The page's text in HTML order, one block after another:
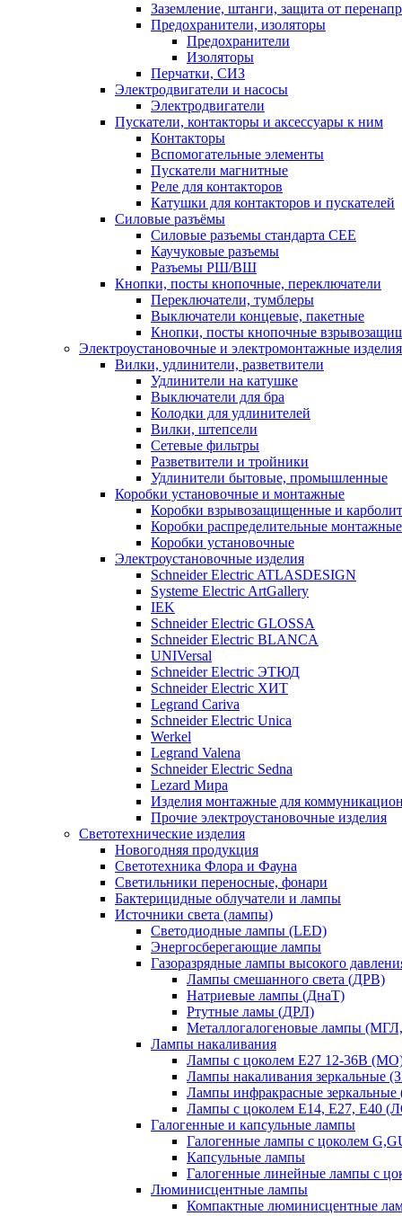
Заземление, штанги, защита от
Предохранители, изоляторы
Предохранители
Изоляторы
Перчатки, СИЗ
Электродвигатели и насосы
Электродвигатели
Пускатели, контакторы и аксессуары к ним
Контакторы
Вспомогательные элементы
Пускатели магнитные
Реле для контакторов
Катушки для контакторов и пускателей
Силовые разъёмы
Силовые разъемы стандарта СЕЕ
Каучуковые разъемы
Разъемы РШ/ВШ
Кнопки, посты кнопочные, переключатели
Переключатели, тумблеры
Выключатели концевые, пакетные
Кнопки, посты кнопочные
Электроустановочные и электромонтажные изделия
Вилки, удлинители, разветвители
Удлинители на катушке
Выключатели для бра
Колодки для удлинителей
Вилки, штепсели
Сетевые фильтры
Разветвители и тройники
Удлинители бытовые, промышленные
Коробки установочные и монтажные
Коробки взрывозащищенные и
Коробки распределительные монтажные
Коробки установочные
Электроустановочные изделия
Schneider Electric ATLASDESIGN
Systeme Electric ArtGallery
IEK
Schneider Electric GLOSSA
Schneider Electric BLANCA
UNIVersal
Schneider Electric ЭТЮД
Schneider Electric ХИТ
Legrand Cariva
Schneider Electric Unica
Werkel
Legrand Valena
Schneider Electric Sedna
Lezard Мира
Изделия монтажные для
Прочие электроустановочные изделия
Светотехнические изделия
Новогодняя продукция
Светотехника Флора и Фауна
Светильники переносные, фонари
Бактерицидные облучатели и лампы
Источники света (лампы)
Светодиодные лампы (LED)
Энергосберегающие лампы
Газоразрядные лампы высокого
Лампы смешанного света (ДРВ)
Натриевые лампы (ДнаТ)
Ртутные ламы (ДРЛ)
Металлогалогеновые лампы
Лампы накаливания
Лампы с цоколем Е27 12-36В
Лампы накаливания зеркальные
Лампы инфракрасные
Лампы с цоколем Е14, Е27, Е40
Галогенные и капсульные лампы
Галогенные лампы с цоколем
Капсульные лампы
Галогенные линейные лампы с
Люминисцентные лампы
Компактные люминисцентные